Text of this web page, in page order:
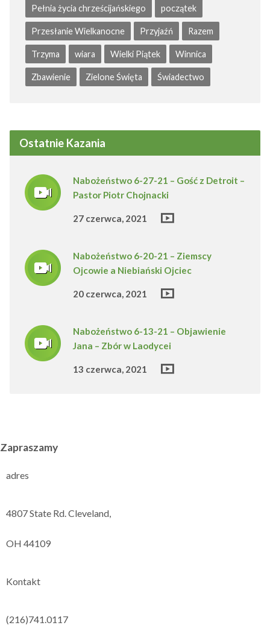
Pełnia życia chrześcijańskiego początek
Przesłanie Wielkanocne Przyjaźń Razem
Trzyma wiara Wielki Piątek Winnica
Zbawienie Zielone Święta Świadectwo
Ostatnie Kazania
Nabożeństwo 6-27-21 – Gość z Detroit –
Pastor Piotr Chojnacki
27 czerwca, 2021
Nabożeństwo 6-20-21 – Ziemscy
Ojcowie a Niebiański Ojciec
20 czerwca, 2021
Nabożeństwo 6-13-21 – Objawienie
Jana – Zbór w Laodycei
13 czerwca, 2021
Zapraszamy
adres
4807 State Rd. Cleveland,
OH 44109
Kontakt
(216)741.0117